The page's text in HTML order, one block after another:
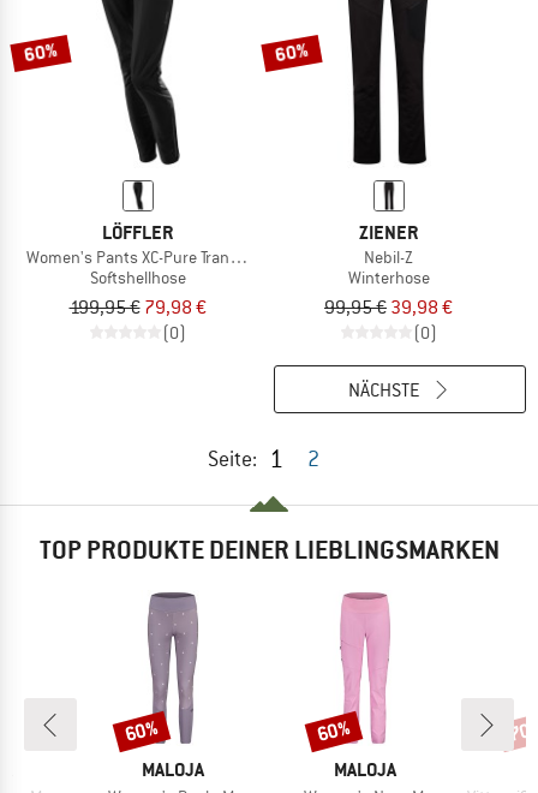
60%
LÖFFLER
Women's Pants XC-Pure Transtex
Softshellhose
199,95 € 79,98 €
(0)
60%
ZIENER
Nebil-Z
Winterhose
99,95 € 39,98 €
(0)
Seite: 1 2
NÄCHSTE
TOP PRODUKTE DEINER LIEBLINGSMARKEN
MARKE
MALOJA
Rabatt
60%
MARKE
MALOJA
Rabatt
60%